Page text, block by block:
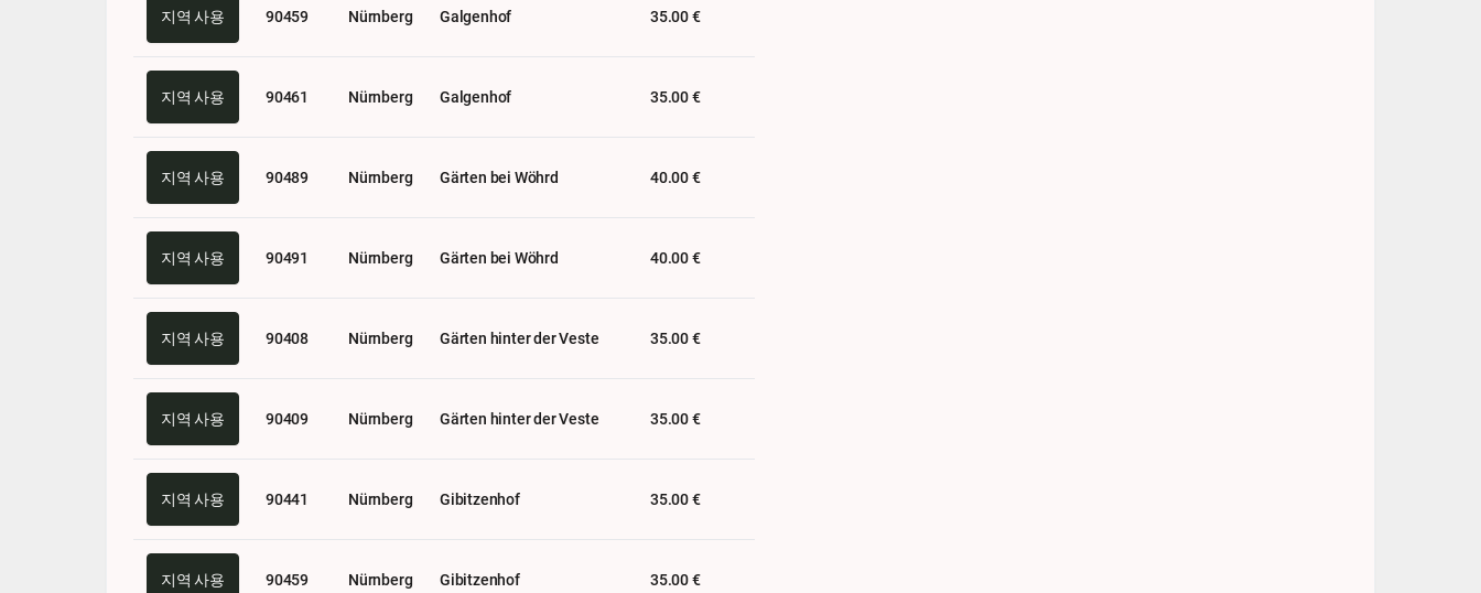
지역 사용 90459 Nürnberg Galgenhof 35.00 €
지역 사용 90461 Nürnberg Galgenhof 35.00 €
지역 사용 90489 Nürnberg Gärten bei Wöhrd 40.00 €
지역 사용 90491 Nürnberg Gärten bei Wöhrd 40.00 €
지역 사용 90408 Nürnberg Gärten hinter der Veste 35.00 €
지역 사용 90409 Nürnberg Gärten hinter der Veste 35.00 €
지역 사용 90441 Nürnberg Gibitzenhof 35.00 €
지역 사용 90459 Nürnberg Gibitzenhof 35.00 €